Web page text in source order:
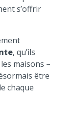
s’offrir
, qu’ils
maisons –
être
chaque